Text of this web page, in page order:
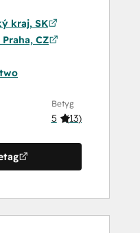
kraj, SK
CZ
Betyg
5 (13)